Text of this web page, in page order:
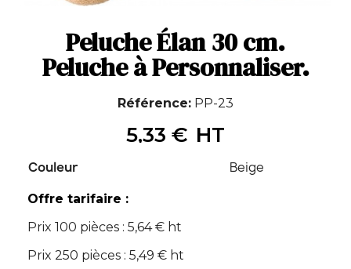
Peluche Élan 30 cm.
Peluche à Personnaliser.
Référence PP-23
5,33 € HT
Couleur Beige
Offre tarifaire :
Prix 100 pièces : 5,64 € ht
Prix 250 pièces : 5,49 € ht